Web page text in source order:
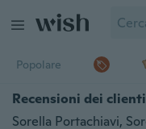
Popolare
Recensioni dei clienti